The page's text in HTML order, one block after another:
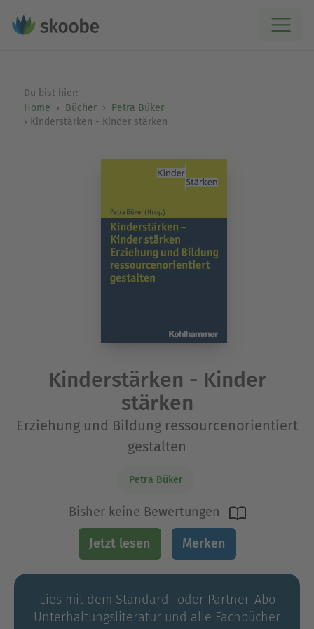
Du bist hier:
Home
Bücher
Petra Büker
Kinderstärken - Kinder stärken
Kinderstärken - Kinder
stärken
Erziehung und Bildung ressourcenorientiert
gestalten
Petra Büker
Bisher keine Bewertungen
Jetzt lesen Merken
Lies mit dem Standard- oder Partner-Abo
Unterhaltungs­literatur und alle Fachbücher